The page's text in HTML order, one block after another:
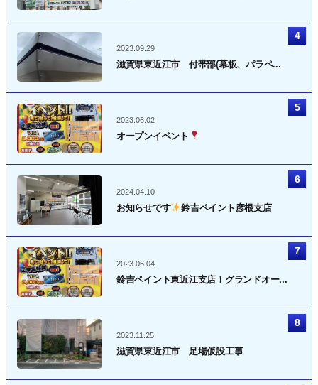
2023.09.29
滋賀県東近江市 付帯部(幕板、パラペ...
2023.06.02
オープンイベント
2024.04.10
お知らせです 鈴吉ペイント彦根支店
2023.06.04
鈴吉ペイント東近江支店！グランドオー...
2023.11.25
滋賀県東近江市 足場仮設工事